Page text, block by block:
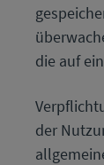
die auf
der